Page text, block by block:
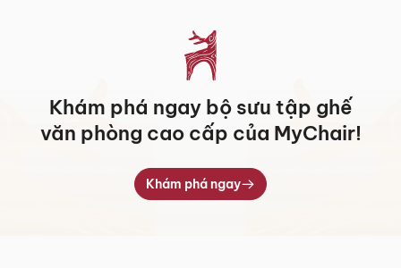
Khám phá ngay bộ sưu tập ghế
văn phòng cao cấp của MyChair!
Khám phá ngay